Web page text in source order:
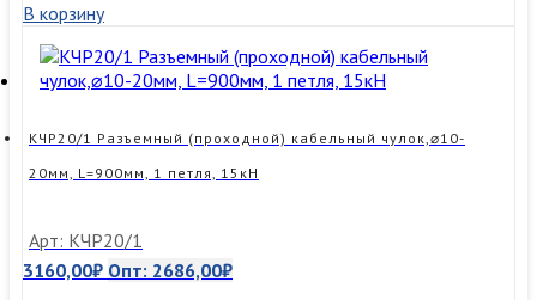
чулок
боковой,
⌀20-
30мм,
1
30кН
В корзину
КЧР20/1 Разъемный (проходной) кабельный чулок,⌀10-
20мм, L=900мм, 1 петля, 15кН
Арт: КЧР20/1
3160,00₽ Опт: 2686,00₽